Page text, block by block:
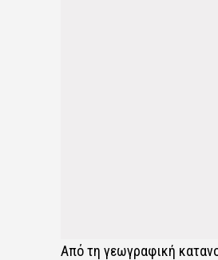
Από τη γεωγραφική